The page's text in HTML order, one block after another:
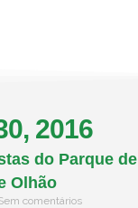
2016
do Parque de
Olhão
comentários